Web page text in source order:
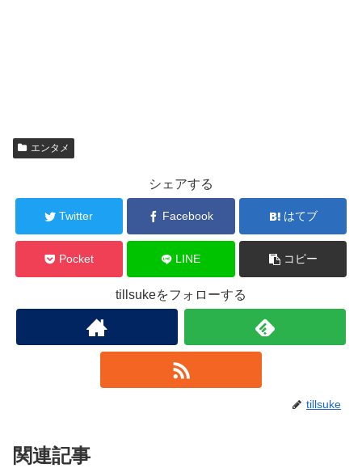
エンタメ
シェアする
Twitter Facebook はてブ
Pocket LINE コピー
tillsukeをフォローする
tillsuke
関連記事